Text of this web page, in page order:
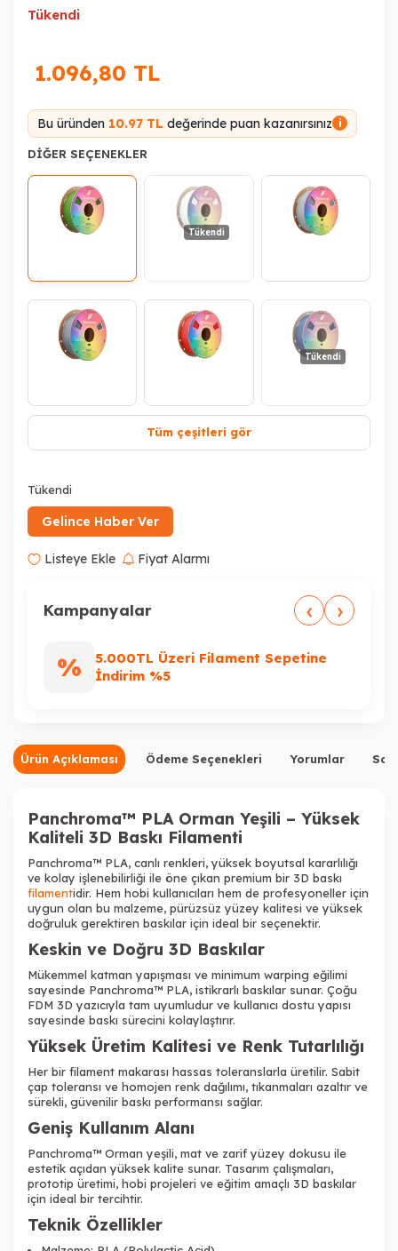
Tükendi
1.096,80 TL
Bu üründen 10.97 TL değerinde puan kazanırsınız i
DIĞER SEÇENEKLER
Tükendi
Tükendi
Tükendi Tükendi
Tükendi
Tükendi
Tükendi Tükendi
Tükendi
Tüm çeşitleri gör
Tükendi
Gelince Haber Ver
Listeye Ekle Fiyat Alarmı
Kampanyalar ‹ ›
%
5.000TL Üzeri Filament Sepetine
İndirim %5
Ürün Açıklaması Ödeme Seçenekleri Yorumlar
Panchroma™ PLA Orman Yeşili – Yüksek
Kaliteli 3D Baskı Filamenti
Panchroma™ PLA, canlı renkleri, yüksek boyutsal kararlılığı
ve kolay işlenebilirliği ile öne çıkan premium bir 3D baskı
filamentidir. Hem hobi kullanıcıları hem de profesyoneller için
uygun olan bu malzeme, pürüzsüz yüzey kalitesi ve yüksek
doğruluk gerektiren baskılar için ideal bir seçenektir.
Keskin ve Doğru 3D Baskılar
Mükemmel katman yapışması ve minimum warping eğilimi
sayesinde Panchroma™ PLA, istikrarlı baskılar sunar. Çoğu
FDM 3D yazıcıyla tam uyumludur ve kullanıcı dostu yapısı
sayesinde baskı sürecini kolaylaştırır.
Yüksek Üretim Kalitesi ve Renk Tutarlılığı
Her bir filament makarası hassas toleranslarla üretilir. Sabit
çap toleransı ve homojen renk dağılımı, tıkanmaları azaltır ve
sürekli, güvenilir baskı performansı sağlar.
Geniş Kullanım Alanı
Panchroma™ Orman yeşili, mat ve zarif yüzey dokusu ile
estetik açıdan yüksek kalite sunar. Tasarım çalışmaları,
prototip üretimi, hobi projeleri ve eğitim amaçlı 3D baskılar
için ideal bir tercihtir.
Teknik Özellikler